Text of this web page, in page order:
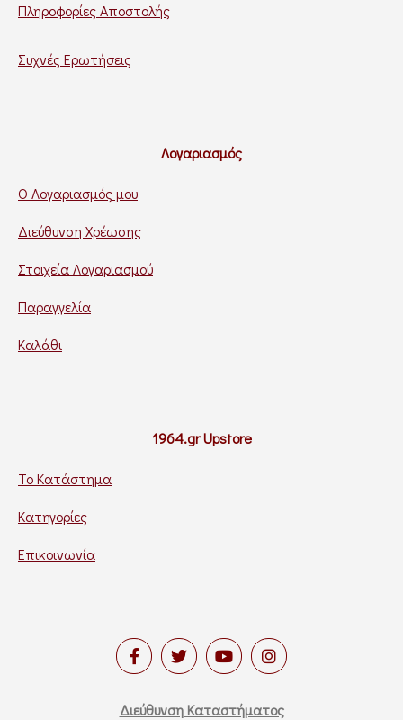
Πληροφορίες Αποστολής
Συχνές Ερωτήσεις
Λογαριασμός
Ο Λογαριασμός μου
Διεύθυνση Χρέωσης
Στοιχεία Λογαριασμού
Παραγγελία
Καλάθι
1964.gr Upstore
Το Κατάστημα
Κατηγορίες
Επικοινωνία
Διεύθυνση Καταστήματος